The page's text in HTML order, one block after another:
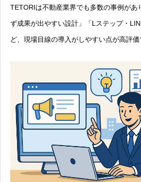
TETORIは不動産業界でも多数の事例があ
ず成果が出やすい設計」「Lステップ・
ど、現場目線の導入がしやすい点が高評価